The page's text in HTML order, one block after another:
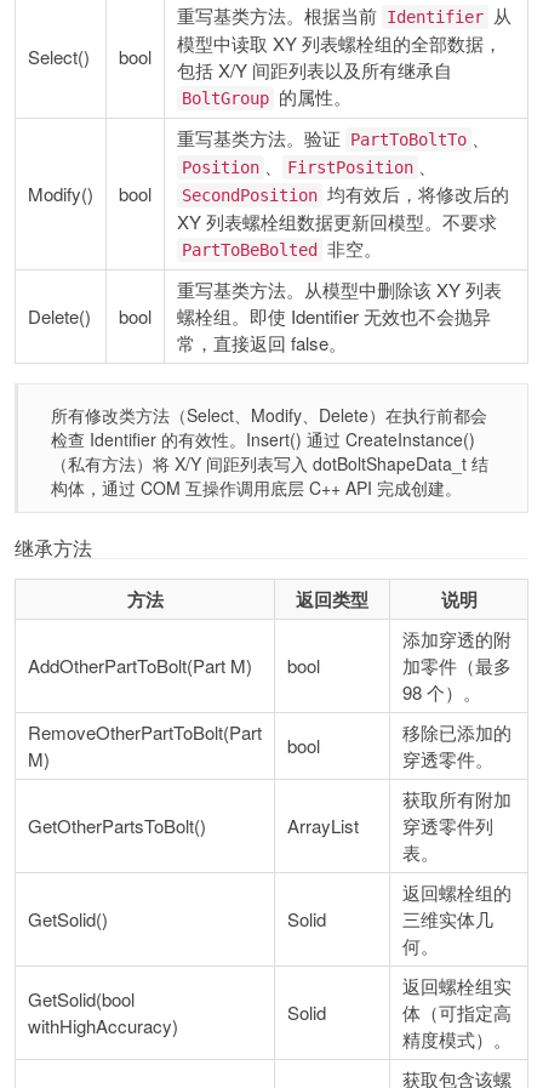
Select() bool
重写基类方法。根据当前 Identifier
从
模型中读取 XY 列表螺栓组的全部数据，
包括 X/Y 间距列表以及所有继承自
BoltGroup 的属性。
Modify() bool
重写基类方法。验证 PartToBoltTo
Position FirstPosition
SecondPosition 均有效后，将修改后的
XY 列表螺栓组数据更新回模型。不要求
PartToBeBolted 非空。
Delete() bool
重写基类方法。从模型中删除该 XY 列表
螺栓组。即使 Identifier 无效也不会抛异
常，直接返回 false。
所有修改类方法（Select、Modify、Delete）在执行前都会
检查 Identifier 的有效性。Insert() 通过 CreateInstance()
（私有方法）将 X/Y 间距列表写入 dotBoltShapeData_t 结
构体，通过 COM 互操作调用底层 C++ API 完成创建。
继承方法
方法 返回类型 说明
AddOtherPartToBolt(Part M) bool
添加穿透的附
加零件（最多
98 个）。
RemoveOtherPartToBolt(Part
M)
bool
移除已添加的
穿透零件。
GetOtherPartsToBolt() ArrayList
获取所有附加
穿透零件列
表。
GetSolid() Solid
返回螺栓组的
三维实体几
何。
GetSolid(bool
withHighAccuracy)
Solid
返回螺栓组实
体（可指定高
精度模式）。
获取包含该螺